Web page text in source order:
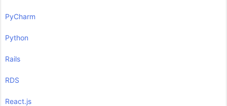
PyCharm
Python
Rails
RDS
React.js